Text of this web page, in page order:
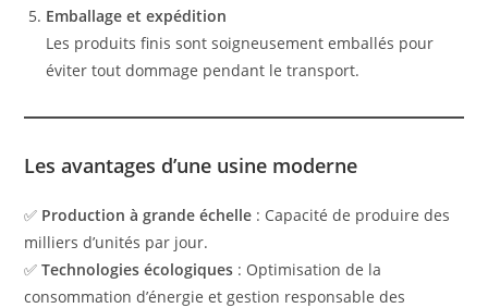
Emballage et expédition
Les produits finis sont soigneusement emballés pour
éviter tout dommage pendant le transport.
Les avantages d’une usine moderne
✅ Production à grande échelle : Capacité de produire des
milliers d’unités par jour.
✅Technologies écologiques : Optimisation de la
consommation d’énergie et gestion responsable des